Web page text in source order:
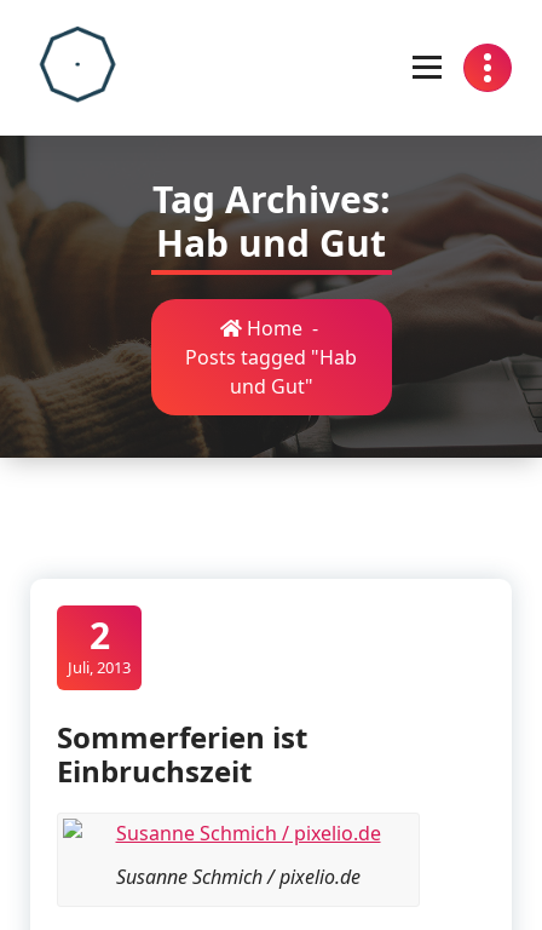
content
Tag Archives:
Hab und Gut
Home-
Posts tagged "Hab
und Gut"
2
Juli, 2013
Sommerferien ist
Einbruchszeit
Susanne Schmich / pixelio.de